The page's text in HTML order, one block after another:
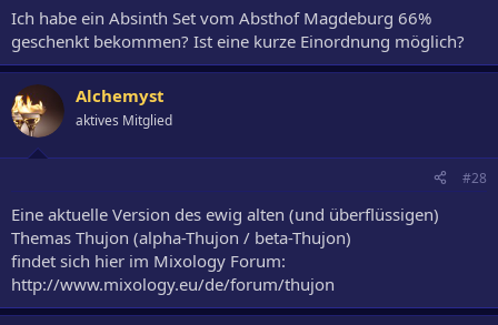
Ich habe ein Absinth Set vom Absthof Magdeburg 66%
geschenkt bekommen? Ist eine kurze Einordnung möglich?
Alchemyst
aktives Mitglied
#28
Eine aktuelle Version des ewig alten (und überflüssigen)
Themas Thujon (alpha-Thujon / beta-Thujon)
findet sich hier im Mixology Forum:
http://www.mixology.eu/de/forum/thujon